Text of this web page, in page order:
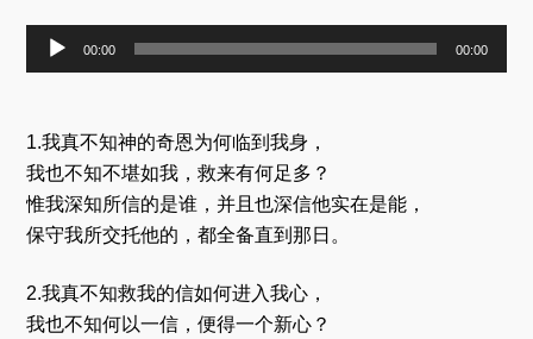
器
00:00 00:00
1.我真不知神的奇恩为何临到我身，
我也不知不堪如我，救来有何足多？
惟我深知所信的是谁，并且也深信他实在是能，
保守我所交托他的，都全备直到那日。
2.我真不知救我的信如何进入我心，
我也不知何以一信，便得一个新心？